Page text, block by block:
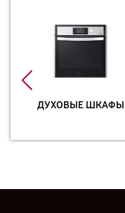
ДУХОВЫЕ ШКАФЫ